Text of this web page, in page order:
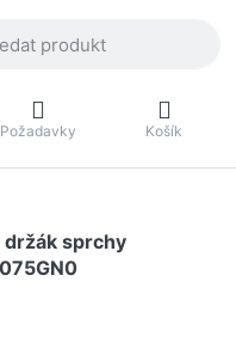
Požadavky Košík
držák sprchy